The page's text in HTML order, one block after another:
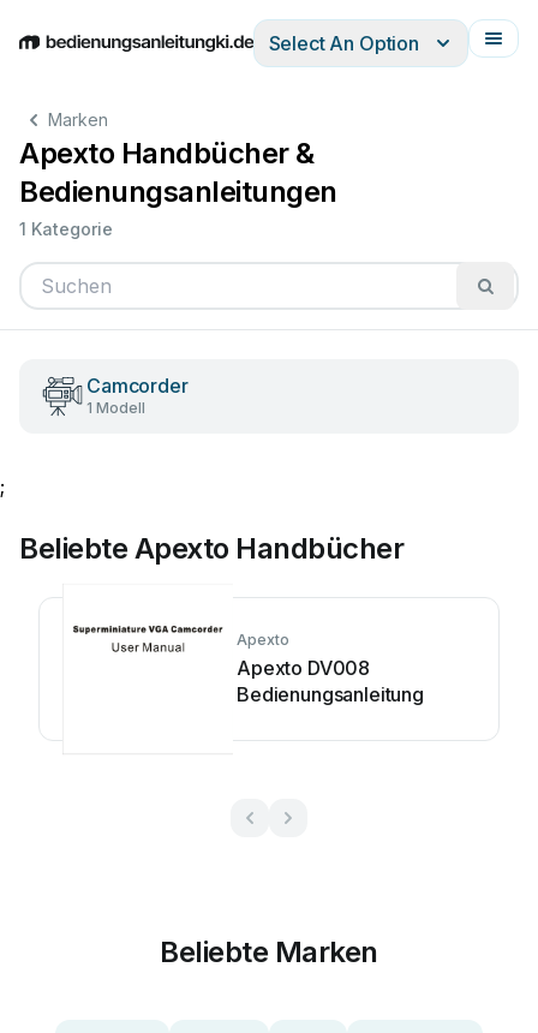
EnglishDeutschEspañolItalianoFrançais
Select An Option
Marken
Apexto Handbücher &
Bedienungsanleitungen
1 Kategorie
Camcorder
1 Modell
;
Beliebte Apexto Handbücher
Apexto
Apexto DV008
Bedienungsanleitung
Beliebte Marken